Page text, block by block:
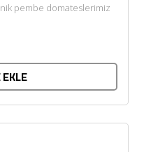
pembe domateslerimiz